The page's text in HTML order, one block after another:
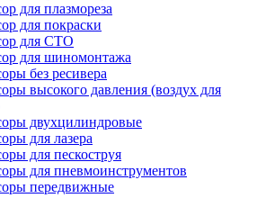
для плазмореза
для покраски
для СТО
для шиномонтажа
без ресивера
высокого давления (воздух для
двухцилиндровые
для лазера
для пескоструя
для пневмоинструментов
передвижные